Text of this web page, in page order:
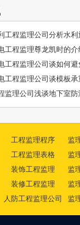
工程监理公司分析水
工程监理尊龙凯时的
工程监理公司谈如何
工程监理公司谈模板承
监理公司浅谈地下室
工程监理程序
工程监理表格
装饰工程监理
装修工程监理
人防工程监理公司
监
监
监
监
监